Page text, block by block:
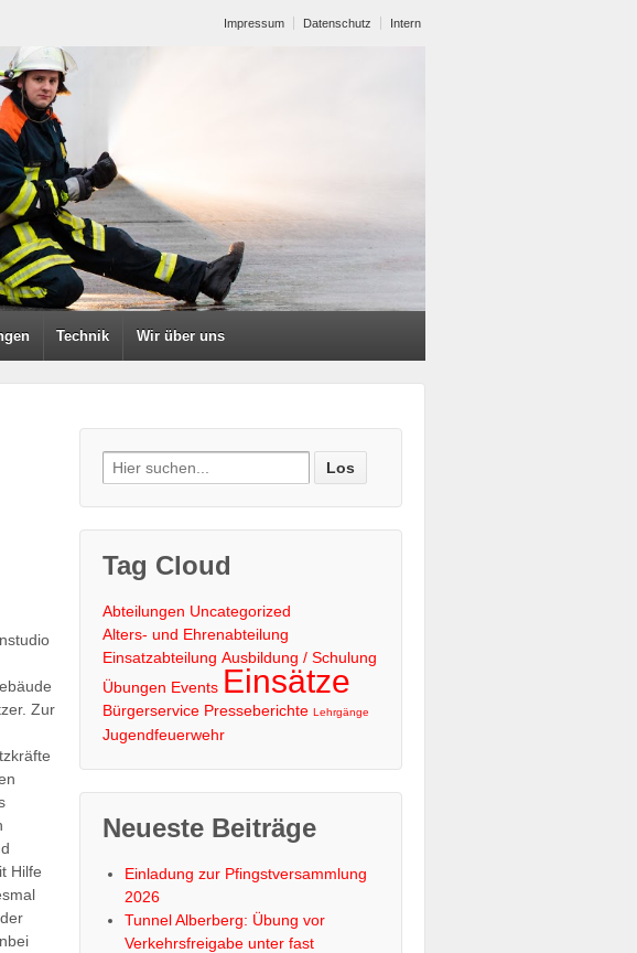
Impressum Datenschutz Intern
Technik Wir über uns
Zur
Hilfe
Search
for:
Tag Cloud
Abteilungen Uncategorized
Alters- und Ehrenabteilung
Einsatzabteilung Ausbildung / Schulung
Übungen Events Einsätze
Bürgerservice Presseberichte Lehrgänge
Jugendfeuerwehr
Neueste Beiträge
Einladung zur Pfingstversammlung
2026
Tunnel Alberberg: Übung vor
Verkehrsfreigabe unter fast